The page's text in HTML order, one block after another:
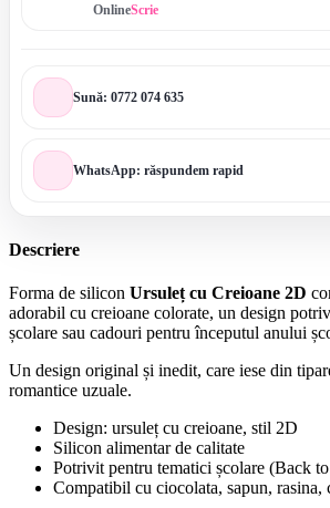
OnlineScrie
Sună: 0772 074 635
WhatsApp: răspundem rapid
Descriere
Forma de silicon Ursuleț cu Creioane 2D
adorabil cu creioane colorate, un design
școlare sau cadouri pentru începutul anului
Un design original și inedit, care iese din
romantice uzuale.
Design: ursuleț cu creioane, stil 2D
Silicon alimentar de calitate
Potrivit pentru tematici școlare (Back
Compatibil cu ciocolata, sapun,